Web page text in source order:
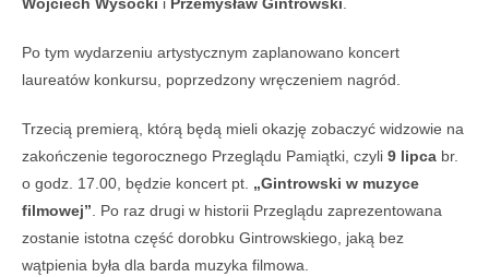
Po tym wydarzeniu artystycznym zaplanowano koncert
laureatów konkursu, poprzedzony wręczeniem nagród.
Trzecią premierą, którą będą mieli okazję zobaczyć widzowie na
zakończenie tegorocznego Przeglądu Pamiątki, czyli 9 lipca br.
o godz. 17.00, będzie koncert pt. „Gintrowski w muzyce
filmowej” . Po raz drugi w historii Przeglądu zaprezentowana
zostanie istotna część dorobku Gintrowskiego, jaką bez
wątpienia była dla barda muzyka filmowa.